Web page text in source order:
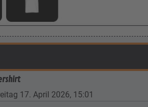
17. April 2026, 15:01